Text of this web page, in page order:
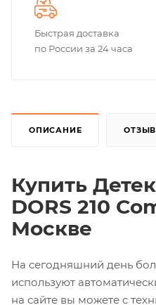
Быстрая доставка
по России за 24 часа
ОПИСАНИЕ
Купить
DORS 210
Москве
На сегодняшний день
используют
на сайте вы можете с